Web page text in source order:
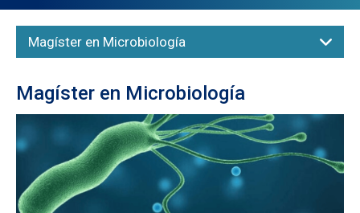
ACADÉMICAS/OS
INVESTIGACIÓN
POSTGRADO
PUBLICACIONES
EXTENSIÓN
Magíster en Microbiología
Magíster en Microbiología